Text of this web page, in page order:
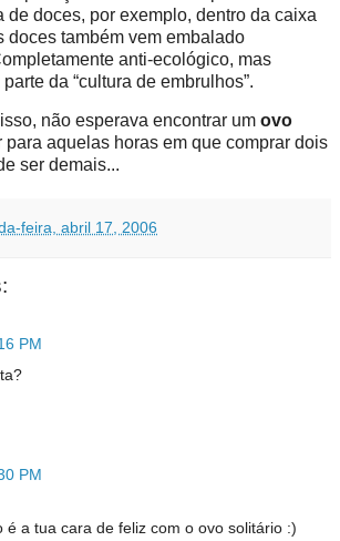
de doces, por exemplo, dentro da caixa
doces também vem embalado
anti-ecológico, mas
da “cultura de embrulhos”.
não esperava encontrar um ovo
para aquelas horas em que comprar dois
ser demais...
feira, abril 17, 2006
PM
PM
é a tua cara de feliz com o ovo solitário :)